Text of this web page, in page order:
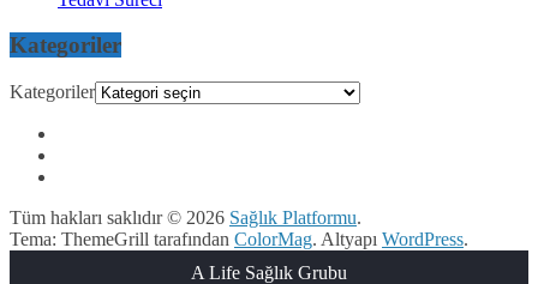
Kategoriler
Kategoriler
Tüm hakları saklıdır © 2026 Sağlık Platformu.
Tema: ThemeGrill tarafından ColorMag. Altyapı WordPress.
A Life Sağlık Grubu